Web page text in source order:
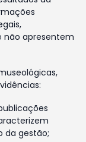
não apresentem
da gestão;